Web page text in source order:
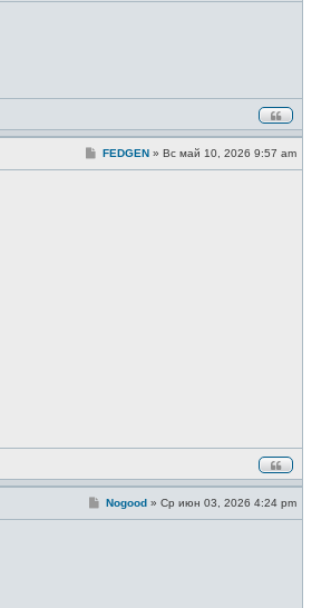
СFEDGEN » Вс май 10, 2026 9:57 am
СNogood » Ср июн 03, 2026 4:24 pm